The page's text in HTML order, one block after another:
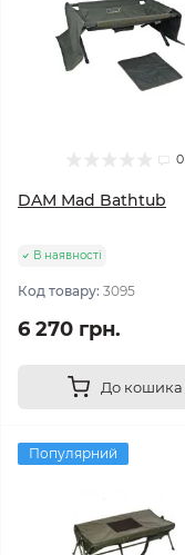
0
DAM Mad Bathtub
В наявності
Код товару: 3095
6 270 грн.
До кошика
Популярний